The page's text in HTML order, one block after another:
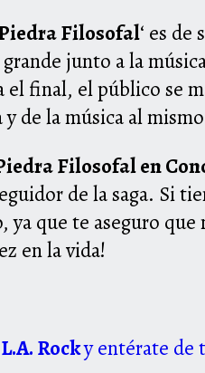
Filosofal‘ es
junto a la
final, el público se
de la música al
Filosofal en
de la saga. Si
ya que te aseguro
en la vida!
L.A. Rocky entérate de